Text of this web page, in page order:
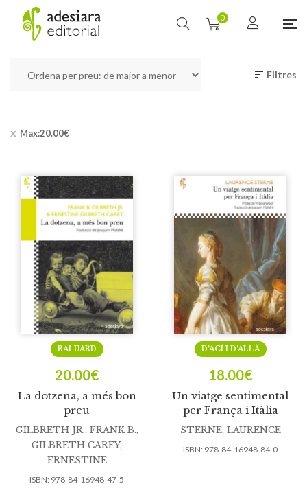
0
Filtres
Max:20.00€
La dotzena, a més bon
preu
BALUARD
20.00€
GILBRETH JR., FRANK B.,
GILBRETH CAREY,
ERNESTINE
ISBN: 978-84-16948-47-5
Un viatge sentimental
per França i Itàlia
D’ACÍ I D’ALLÀ
18.00€
STERNE, LAURENCE
ISBN: 978-84-16948-84-0